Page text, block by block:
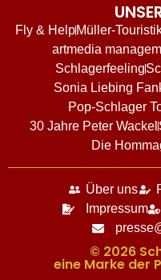
Fly & HelpMüller-
artmedia
Schlagerfeeling
Sonia Liebing
Pop-Schlager
30 Jahre Peter Wackel
Die
Über uns
Impressum
© 2026
eine Marke der